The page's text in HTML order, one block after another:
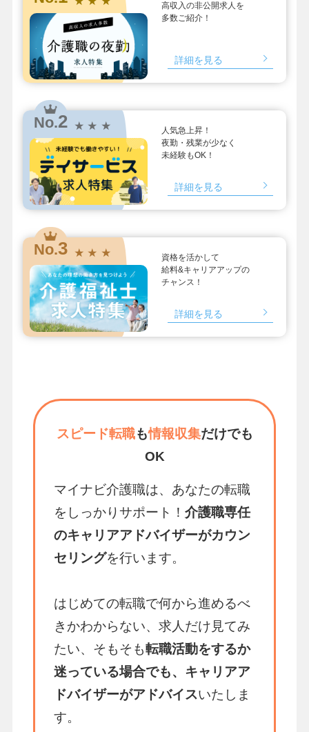
高収入の非公開求人を
多数ご紹介！
詳細を見る
No.2 ★ ★ ★
人気急上昇！
夜勤・残業が少なく
未経験もOK！
詳細を見る
No.3 ★ ★ ★
資格を活かして
給料&キャリアアップの
チャンス！
詳細を見る
スピード転職も情報収集だけでも
OK
マイナビ介護職は、あなたの転職
をしっかりサポート！ 介護職専任
のキャリアアドバイザーがカウン
セリングを行います。
はじめての転職で何から進めるべ
きかわからない、求人だけ見てみ
たい、そもそも転職活動をするか
迷っている場合でも、キャリアア
ドバイザーがアドバイスいたしま
す。